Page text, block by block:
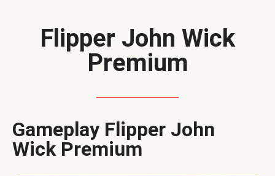
Flipper John Wick
Premium
Gameplay Flipper John
Wick Premium